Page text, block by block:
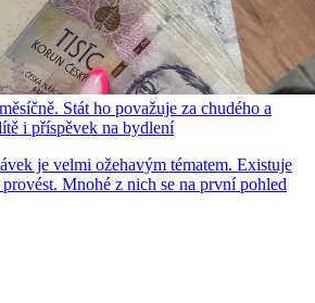
Stát ho považuje za chudého a
i příspěvek na bydlení
je velmi ožehavým tématem. Existuje
Mnohé z nich se na první pohled